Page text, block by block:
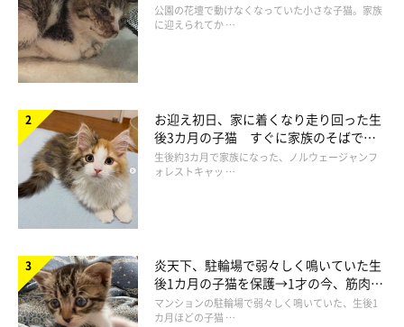
ふだんからシンクロする？ もなかちゃんと
おはぎちゃん
と“姉妹”のような関係に
公園の花壇で動けなくなっていた小さな子猫。家族
に迎えられてか …
お迎え初日、家に着くなり走り回った生
後3カ月の子猫 すぐに家族のそばで落
ち着く姿に「迎えてよかった」
生後約3カ月で家族になった、ノルウェージャンフ
ォレストキャッ …
炎天下、駐輪場で弱々しく鳴いていた生
後1カ月の子猫を保護→1才の今、筋肉質
でツンデレなコに成長
マンションの駐輪場で弱々しく鳴いていた、生後1
カ月ほどの子猫 …